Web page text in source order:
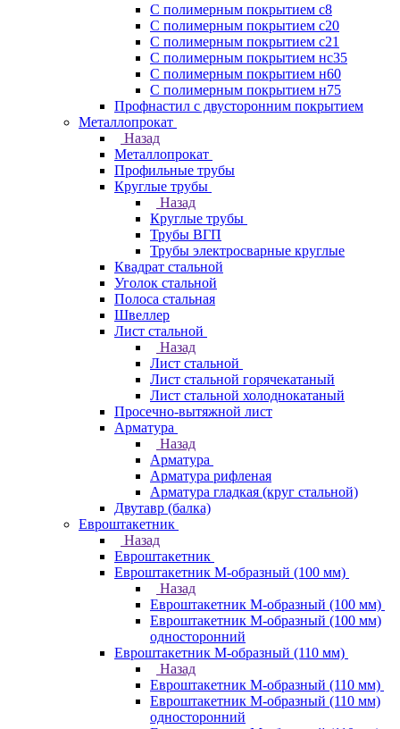
С полимерным покрытием с8
С полимерным покрытием с20
С полимерным покрытием с21
С полимерным покрытием нс35
С полимерным покрытием н60
С полимерным покрытием н75
Профнастил с двусторонним покрытием
Металлопрокат
Назад
Металлопрокат
Профильные трубы
Круглые трубы
Назад
Круглые трубы
Трубы ВГП
Трубы электросварные круглые
Квадрат стальной
Уголок стальной
Полоса стальная
Швеллер
Лист стальной
Назад
Лист стальной
Лист стальной горячекатаный
Лист стальной холоднокатаный
Просечно-вытяжной лист
Арматура
Назад
Арматура
Арматура рифленая
Арматура гладкая (круг стальной)
Двутавр (балка)
Евроштакетник
Назад
Евроштакетник
Евроштакетник М-образный (100 мм)
Назад
Евроштакетник М-образный (100 мм)
Евроштакетник М-образный (100 мм)
односторонний
Евроштакетник М-образный (110 мм)
Назад
Евроштакетник М-образный (110 мм)
Евроштакетник М-образный (110 мм)
односторонний